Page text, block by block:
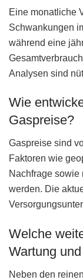
Eine monatliche
Schwankungen
während eine
Analysen sind
Wie
Gaspreise?
Gaspreise sind
Faktoren wie
Nachfrage
werden. Die
Welche
Wartung
Neben den